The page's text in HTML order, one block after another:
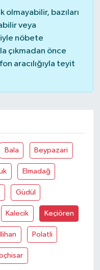
olmayabilir, bazıları
veya
nöbete
çıkmadan önce
aracılığıyla teyit
Bala Beypazari
Elmadağ
Güdül
Kalecik Keçiören
Polatli